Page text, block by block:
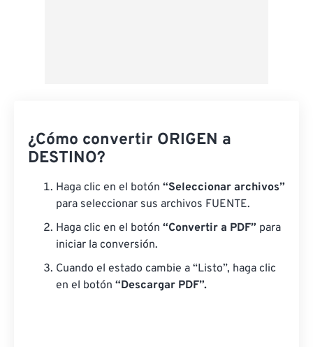
¿Cómo convertir ORIGEN a
DESTINO?
Haga clic en el botón “Seleccionar archivos”
para seleccionar sus archivos FUENTE.
Haga clic en el botón “Convertir a PDF” para
iniciar la conversión.
Cuando el estado cambie a “Listo”, haga clic
en el botón “Descargar PDF”.